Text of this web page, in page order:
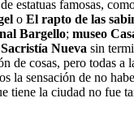
estatuas famosas,
o El rapto de las
Bargello; museo
Sacristía Nueva sin
de cosas, pero todas a
la sensación de no
tiene la ciudad no fue